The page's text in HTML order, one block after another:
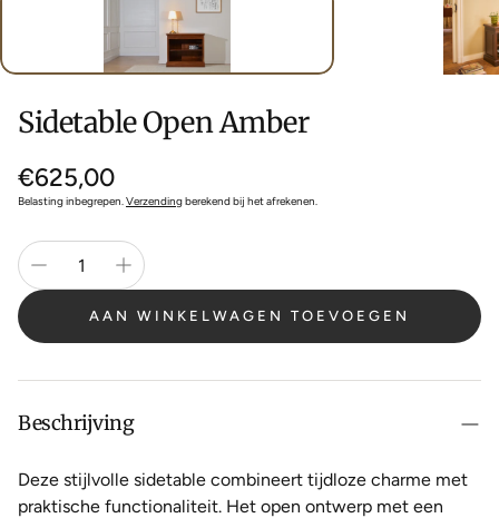
Sidetable Open Amber
Normale
prijs
€625,00
Belasting inbegrepen.Verzendingberekend bij het afrekenen.
AAN WINKELWAGEN TOEVOEGEN
Beschrijving
Deze stijlvolle sidetable combineert tijdloze charme met
praktische functionaliteit. Het open ontwerp met een